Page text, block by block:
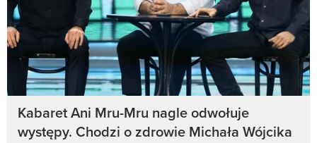
Kabaret Ani Mru-Mru nagle odwołuje
występy. Chodzi o zdrowie Michała Wójcika